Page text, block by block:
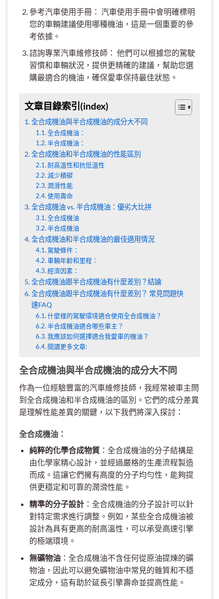
參考汽車使用手冊： 汽車使用手冊中會明確標明
您的車輛建議使用哪種機油，這是一個重要的參
考依據。
諮詢專業汽車維修技師： 他們可以根據您的駕駛
習慣和車輛狀況，提供更精確的建議，幫助您選
購最適合的機油，確保愛車保持最佳狀態。
文章目錄索引(index)
全合成機油與半合成機油的成分大不同
全合成機油：
半合成機油：
全合成機油和半合成機油的性能區別
耐高溫性和抗低溫性
減少積碳
潤滑性能
使用壽命
全合成機油 vs. 半合成機油：優劣大比拼
全合成機油
半合成機油
全合成機油和半合成機油的最佳適用情況
駕駛條件：
車輛年齡和里程：
經濟因素：
全合成機油跟半合成機油有什麼差別？結論
全合成機油跟半合成機油有什麼差別？ 常見問題快
速FAQ
什麼樣的駕駛環境適合使用全合成機油？
半合成機油適合哪些車主？
我應該如何選擇適合我愛車的機油？
閱讀更多文章:
全合成機油與半合成機油的成分大不同
作為一位經驗豐富的汽車維修技師，我經常被車主問
到全合成機油和半合成機油的區別。它們的成分差異
是理解性能差異的關鍵，以下我們將深入探討：
全合成機油：
純粹的化學合成物質：全合成機油的分子結構是
由化學家精心設計，並經過嚴格的生產流程製造
而成。這讓它們擁有高度的分子均勻性，能夠提
供更穩定和可靠的潤滑性能。
精準的分子設計：全合成機油的分子設計可以針
對特定需求進行調整。例如，某些全合成機油被
設計為具有更高的耐高溫性，可以承受高速引擎
的極端環境。
無礦物油：全合成機油不含任何從原油提煉的礦
物油，因此可以避免礦物油中常見的雜質和不穩
定成分，這有助於延長引擎壽命並提高性能。